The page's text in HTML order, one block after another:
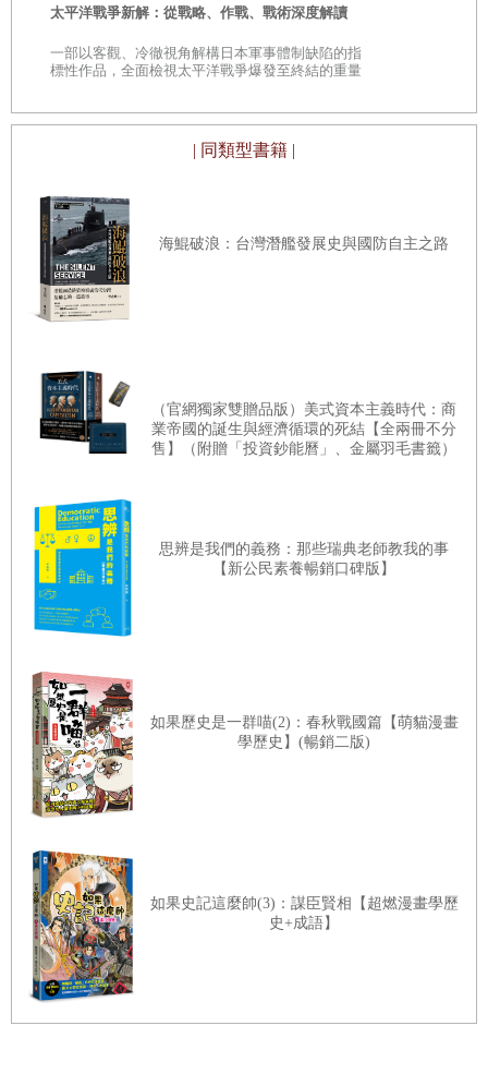
民主與基地的關係
向全球擴展的蓮葉基地
美軍對非洲的關注日益高漲
1980至2015年中東歷次戰爭
表格
海外美軍基地及駐軍之成本估算
五角大廈前二十五海外承包商
以找到海軍開設的PX福利站—全球美軍基地都會有大小
不等的福利中心。福利站四周停車方便，走進去像是沃
爾瑪商場，衣飾、消費性家電、家具、汽車商品和生鮮
食物，應有盡有。在關達納摩，紀念品店是少數會提醒
你身在何處的地方。除了基地的明信片和馬克杯，你也
過去幾年大家辯論是否該關掉關達納摩灣監獄時，很
少有人問起，美國怎麼會在古巴領
基地。其實這也不足為奇。絕大多數美國人很少去想到
美國的海外軍事基地。自從第二次世界大戰結束和冷戰
初期以來，美國興建或取得大部分海外基地時，美國人
常的事情。我們在海外派兵、設置基地，長久毫無疑問
地就接受了這個事實，認為它有益，且是國家安全和全
球和平之所需。或許沖繩發生反基地抗議或是德國出現
事故時，這些基地才會在我們意識中浮現。然而，它們
當然，住在全球美軍基地附近的人比較會注意到它
們。對許多人而言，美軍基地是最明顯代表美國的象
徵，和好萊塢電影、流行音樂和美式速食一樣。的確，
國是規模超級龐大的軍事基地集合體，「連鎖店」遍布
全球。目前美國領土上沒有任何外國基地，但是美軍在
外國設置約八百個軍事基地，派駐數十萬部隊。
雖然美國在外國領土設置基地歷有年所，如此大規模
太平洋戰爭新解：從戰略、作戰、戰術深度解讀
一部以客觀、冷徹視角解構日本軍事體制缺陷的指
標性作品，全面檢視太平洋戰爭爆發至終結的重量
| 同類型書籍 |
海鯤破浪：台灣潛艦發展史與國防自主之路
（官網獨家雙贈品版）美式資本主義時代：商
業帝國的誕生與經濟循環的死結【全兩冊不分
售】（附贈「投資鈔能曆」、金屬羽毛書籤）
思辨是我們的義務：那些瑞典老師教我的事
【新公民素養暢銷口碑版】
如果歷史是一群喵(2)：春秋戰國篇【萌貓漫畫
學歷史】(暢銷二版)
如果史記這麼帥(3)：謀臣賢相【超燃漫畫學歷
史+成語】